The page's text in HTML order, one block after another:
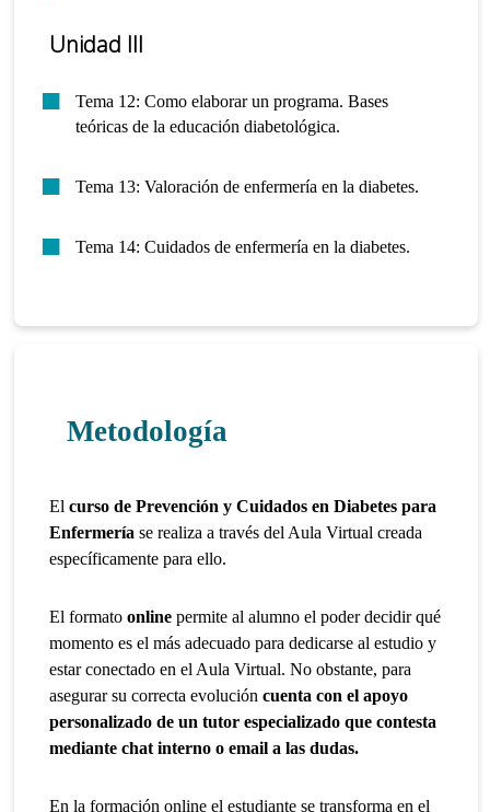
Unidad III
Tema 12: Como elaborar un programa. Bases
teóricas de la educación diabetológica.
Tema 13: Valoración de enfermería en la diabetes.
Tema 14: Cuidados de enfermería en la diabetes.
Metodología
Elcurso de Prevención y Cuidados en Diabetes para
Enfermería se realiza a través del Aula Virtual creada
específicamente para ello.
El formato online permite al alumno el poder decidir qué
momento es el más adecuado para dedicarse al estudio y
estar conectado en el Aula Virtual. No obstante, para
asegurar su correcta evolución cuenta con el apoyo
personalizado de un tutor especializado que contesta
mediante chat interno o email a las dudas.
En la formación online el estudiante se transforma en el